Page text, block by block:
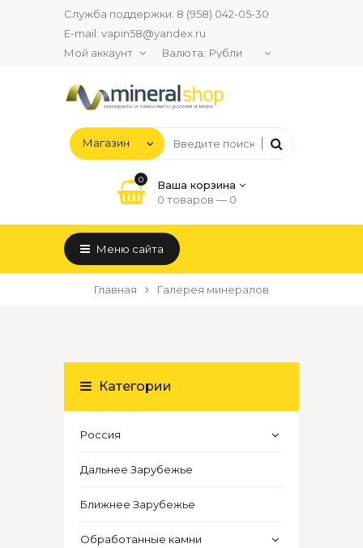
Служба поддержки: 8 (958) 042-05-30
E-mail: vapin58@yandex.ru
Мой аккаунт
Валюта:
0
Ваша корзина
0 товаров — 0
Меню сайта
Главная Галерея минералов
Категории
Россия
Дальнее Зарубежье
Ближнее Зарубежье
Обработанные камни